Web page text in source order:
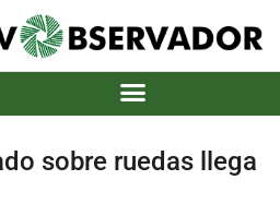
sobre ruedas llega